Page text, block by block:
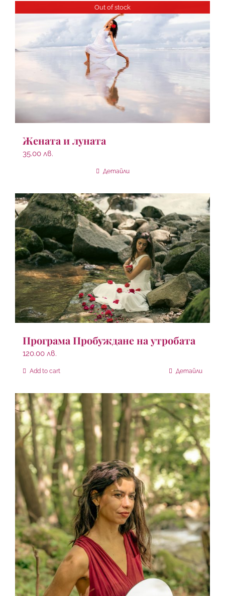
Out of stock
Жената и луната
35.00 лв.
Детайли
Програма Пробуждане на утробата
120.00 лв.
Add to cart Детайли